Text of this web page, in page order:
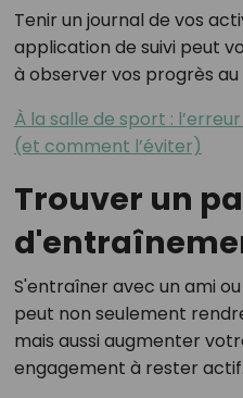
Tenir un journal de vos
application de suivi peut
à observer vos progrès
À la salle de sport :
(et comment l’éviter)
Trouver un
S'entraîner avec un ami
peut non seulement
mais aussi augmenter
engagement à rester actif.